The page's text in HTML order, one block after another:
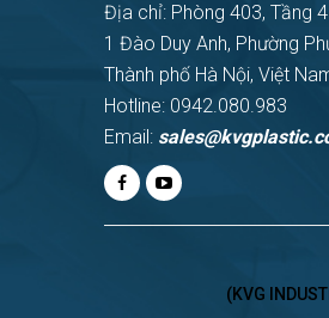
Địa chỉ: Phòng 403, Tầng
1 Đào Duy Anh, Phường
Thành phố Hà Nội, Việt
Hotline: 0942.080.983
Email:
(KVG